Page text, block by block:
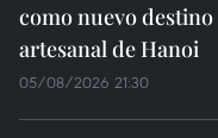
como nuevo
artesanal de Hanoi
05/08/2026 21:30